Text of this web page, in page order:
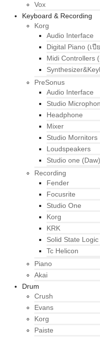
Vox
Keyboard & Recording
Korg
Audio Interface
Digital Piano (เ
Midi Controllers
PreSonus
Audio Interface
Studio
Headphone
Mixer
Studio Mornitors
Loudspeakers
Studio one (Daw)
Recording
Fender
Focusrite
Studio One
Korg
KRK
Solid State Logic
Tc Helicon
Piano
Akai
Drum
Crush
Evans
Korg
Paiste